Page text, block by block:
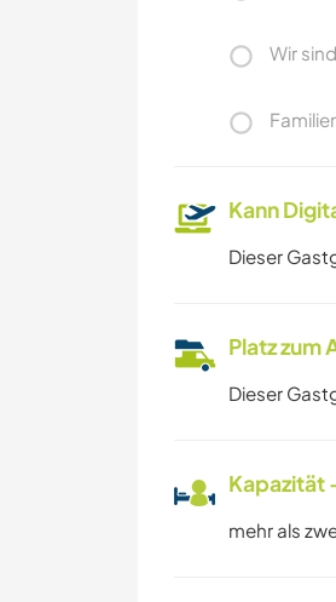
Wir
Kann
Dieser
Platz zum
Dieser
Kapazität
mehr als